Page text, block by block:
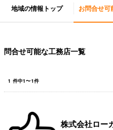
地域の情報トップ お問合せ可
問合せ可能な工務店一覧
1 件中1〜1件
株式会社ロー